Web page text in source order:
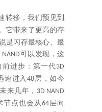
转移，我们预见到
它带来了更高的存
是闪存最核心、最
NAND可以发现，这
前进步：第一代3D
速进入48层，如今
来几年， 3D NAND
节点也会从64层向